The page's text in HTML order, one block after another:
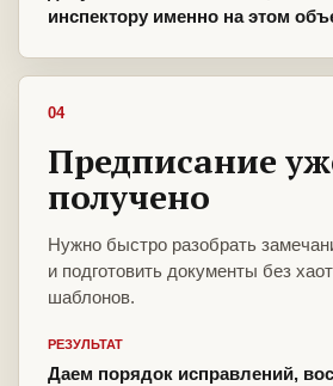
инспектору именно на этом
04
Предписание
получено
Нужно быстро разобрать
и подготовить документы без
шаблонов.
РЕЗУЛЬТАТ
Даем порядок исправлений,